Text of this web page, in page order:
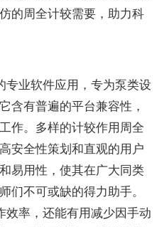
的周全计较需要，助力科
专业软件应用，专为泵类设
含有普遍的平台兼容性，
作。多样的计较作用周全
安全性策划和直观的用户
易用性，使其在广大同类
们不可或缺的得力助手。
效率，还能有用减少因手动